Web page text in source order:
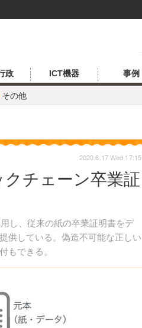
その他
政 ICT機器 事例
チェーン卒業証
し、従来の紙の卒業証明書をデ
供している。偽造不可能な正しい
もできる。
2020.6.17 Wed 17:15